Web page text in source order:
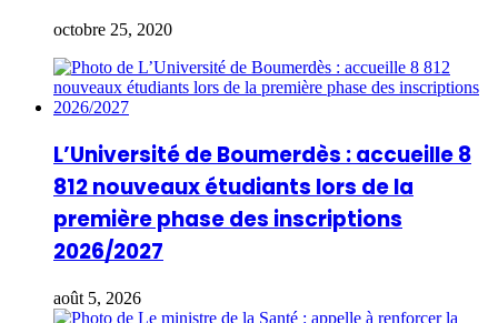
octobre 25, 2020
L’Université de Boumerdès : accueille 8
812 nouveaux étudiants lors de la
première phase des inscriptions
2026/2027
août 5, 2026